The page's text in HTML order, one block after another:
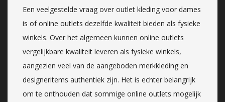
Een veelgestelde vraag over outlet kleding voor dames
is of online outlets dezelfde kwaliteit bieden als fysieke
winkels. Over het algemeen kunnen online outlets
vergelijkbare kwaliteit leveren als fysieke winkels,
aangezien veel van de aangeboden merkkleding en
designeritems authentiek zijn. Het is echter belangrijk
om te onthouden dat sommige online outlets mogelijk